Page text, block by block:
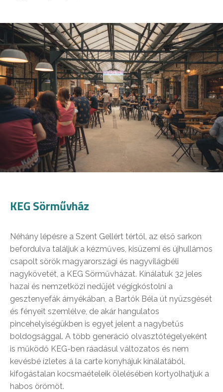
KEG Sörművház
Néhány lépésre a Szent Gellért tértől, az első sarkon
befordulva találjuk a kézműves, kisüzemi és újhullámos
csapolt sörök magyarországi és nagyvilágbéli
nagykövetét, a KEG Sörművházat. Kínálatuk 32 jeles
hazai és nemzetközi nedűjét végigkóstolni a
gesztenyefák árnyékában, a Bartók Béla út nyüzsgését
és fényeit szemlélve, de akár hangulatos
pincehelyiségükben is egyet jelent a nagybetűs
boldogsággal. A több generáció olvasztótégelyeként
is működő KEG-ben ráadásul változatos és nem
kevésbé ízletes á la carte konyhájuk kínálatából,
kifogástalan kocsmaételeik ölelésében kortyolhatjuk a
habos örömöt.